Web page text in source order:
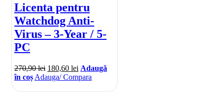
Licenta pentru
Watchdog Anti-
Virus – 3-Year / 5-
PC
270,90lei 180,60 lei Adaugă
în coș Adauga/ Compara